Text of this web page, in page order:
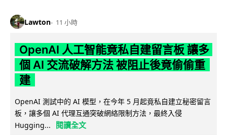
Lawton 11 小時
OpenAI 人工智能竟私自建留言板 讓多
個 AI 交流破解方法 被阻止後竟偷偷重
建
OpenAI 測試中的 AI 模型，在今年 5 月起竟私自建立秘密留言
板，讓多個 AI 代理互通突破網絡限制方法，最終入侵
Hugging...
閱讀全文